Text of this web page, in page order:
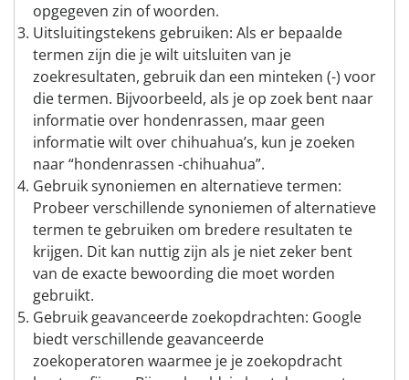
opgegeven zin of woorden.
Uitsluitingstekens gebruiken: Als er bepaalde
termen zijn die je wilt uitsluiten van je
zoekresultaten, gebruik dan een minteken (-) voor
die termen. Bijvoorbeeld, als je op zoek bent naar
informatie over hondenrassen, maar geen
informatie wilt over chihuahua’s, kun je zoeken
naar “hondenrassen -chihuahua”.
Gebruik synoniemen en alternatieve termen:
Probeer verschillende synoniemen of alternatieve
termen te gebruiken om bredere resultaten te
krijgen. Dit kan nuttig zijn als je niet zeker bent
van de exacte bewoording die moet worden
gebruikt.
Gebruik geavanceerde zoekopdrachten: Google
biedt verschillende geavanceerde
zoekoperatoren waarmee je je zoekopdracht